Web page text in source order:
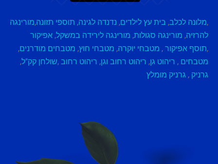
,מלונה לכלב, בית עץ לילדים, נדנדה לגינה, תוספי תזונה,מורינגה
להרזיה, מורינגה סגולות, מורינגה לירידה במשקל, אפיקור
,תוסף אפיקור , מטבחי יוקרה, מטבחי חוץ, מטבחים מודרנים,
מטבחים , ריהוט גן, ריהוט רחוב וגן, ריהוט רחוב ,שולחן קק"ל,
גרניק , גרניק מומלץ